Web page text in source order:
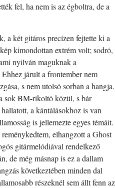
fel, ha nem is az égboltra, de a
a két gitáros precízen fejtette ki a
kimondottan extrém volt; sodró,
nyilván maguknak a
járult a frontember nem
s nem utolsó sorban a hangja.
sok BM-rikoltó közül, s bár
a kántálásokhoz is van
is jellemezte egyes témáit.
elhangzott a Ghost
gitármelódiával rendelkező
de még másnap is ez a dallam
következtében minden dal
részeknél sem állt fenn az